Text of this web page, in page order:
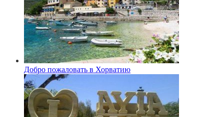
Добро пожаловать в Хорватию